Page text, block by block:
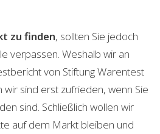
zu finden, sollten Sie jedoch
verpassen. Weshalb wir an
von Stiftung Warentest
sind erst zufrieden, wenn Sie
sind. Schließlich wollen wir
auf dem Markt bleiben und